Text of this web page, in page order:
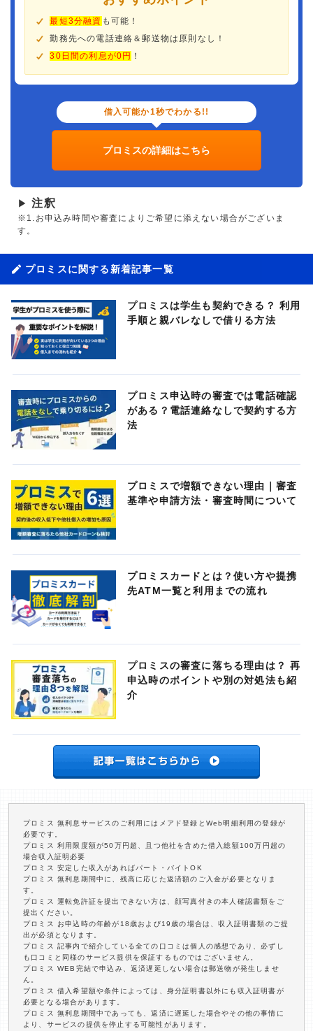
最短3分融資 も可能！
勤務先への電話連絡＆郵送物は原則なし！
30日間の利息が0円 ！
借入可能か1秒でわかる!!
プロミスの詳細はこちら
▶ 注釈
※1.お申込み時間や審査によりご希望に添えない場合がございま
す。
プロミスに関する新着記事一覧
プロミスは学生も契約できる？ 利用
手順と親バレなしで借りる方法
プロミス申込時の審査では電話確認
がある？電話連絡なしで契約する方
法
プロミスで増額できない理由｜審査
基準や申請方法・審査時間について
プロミスカードとは？使い方や提携
先ATM一覧と利用までの流れ
プロミスの審査に落ちる理由は？ 再
申込時のポイントや別の対処法も紹
介
プロミス 無利息サービスのご利用にはメアド登録とWeb明細利用の登録が
必要です。
プロミス 利用限度額が50万円超、且つ他社を含めた借入総額100万円超の
場合収入証明必要
プロミス 安定した収入があればパート・バイトOK
プロミス 無利息期間中に、残高に応じた返済額のご入金が必要となりま
す。
プロミス 運転免許証を提出できない方は、顔写真付きの本人確認書類をご
提出ください。
プロミス お申込時の年齢が18歳および19歳の場合は、収入証明書類のご提
出が必須となります。
プロミス 記事内で紹介している全ての口コミは個人の感想であり、必ずし
も口コミと同様のサービス提供を保証するものではございません。
プロミス WEB完結で申込み、返済遅延しない場合は郵送物が発生しませ
ん。
プロミス 借入希望額や条件によっては、身分証明書以外にも収入証明書が
必要となる場合があります。
プロミス 無利息期間中であっても、返済に遅延した場合やその他の事情に
より、サービスの提供を停止する可能性があります。